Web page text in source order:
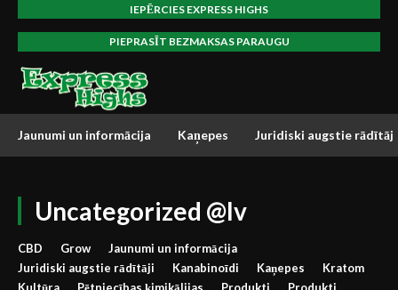
IEPĒRCIES EXPRESS HIGHS
PIEPRASĪT BEZMAKSAS PARAUGU
Jaunumi un informācija Kaņepes Juridiski augstie rādītāji
Uncategorized @lv
CBD Grow
Jaunumi un informācija
Juridiski augstie rādītāji
Kanabinoīdi Kaņepes
Kratom